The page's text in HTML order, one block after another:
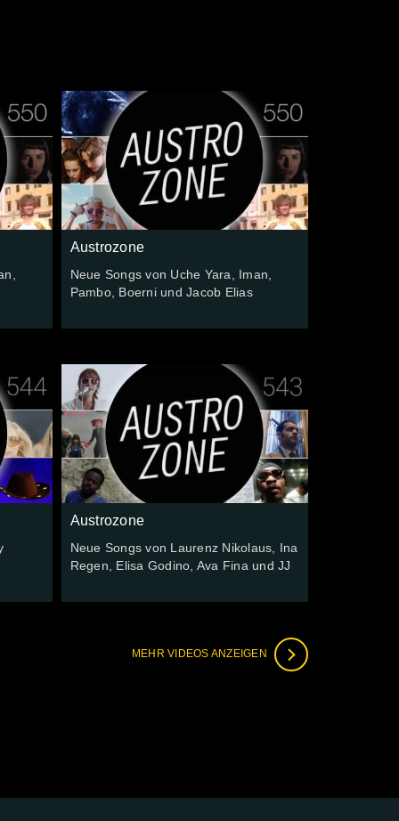
Austrozone
Neue Songs von Uche Yara, Iman,
Pambo, Boerni und Jacob Elias
Austrozone
Neue Songs von Laurenz Nikolaus, Ina
Regen, Elisa Godino, Ava Fina und JJ
MEHR VIDEOS ANZEIGEN